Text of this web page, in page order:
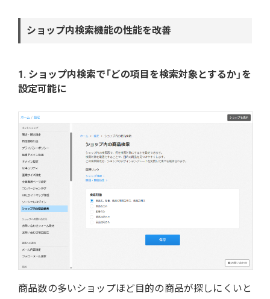
ショップ内検索機能の性能を改善
1. ショップ内検索で「どの項目を検索対象とするか」を
設定可能に
商品数の多いショップほど目的の商品が探しにくいと